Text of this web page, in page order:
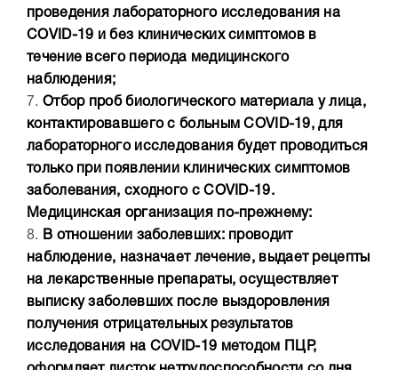
проведения лабораторного исследования на
COVID-19 и без клинических симптомов в
течение всего периода медицинского
наблюдения;
7. Отбор проб биологического материала у лица,
контактировавшего с больным COVID-19, для
лабораторного исследования будет проводиться
только при появлении клинических симптомов
заболевания, сходного с COVID-19.
Медицинская организация по-прежнему:
8.
В отношении заболевших: проводит
наблюдение, назначает лечение, выдает рецепты
на лекарственные препараты, осуществляет
выписку заболевших после выздоровления
получения отрицательных результатов
исследования на COVID-19 методом ПЦР,